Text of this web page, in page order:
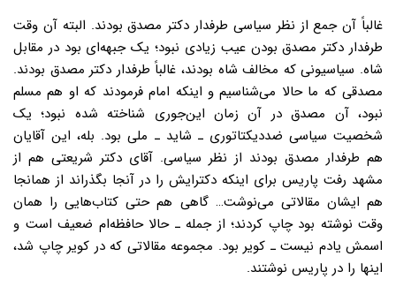
غالباً آن جمع از نظر سیاسى طرفدار دکتر مصدق بودند. البته آن وقت
طرفدار دکتر مصدق بودن عیب زیادى نبود؛ یک جبهه‌اى بود در مقابل
شاه. سیاسیونی که مخالف شاه بودند، غالباً طرفدار دکتر مصدق بودند.
مصدقى که ما حالا مى‌شناسیم و اینکه امام فرمودند که او هم مسلم
نبود، آن مصدق در آن زمان این‌جورى شناخته شده نبود؛ یک
شخصیت سیاسى ضددیکتاتورى ـ شاید ـ ملى بود. بله، این آقایان
هم طرفدار مصدق بودند از نظر سیاسى. آقاى دکتر شریعتى هم از
مشهد رفت پاریس براى اینکه دکترایش را در آنجا بگذراند از همانجا
هم ایشان مقالاتى مى‌نوشت… گاهى هم حتى کتاب‌هایى را همان
وقت نوشته بود چاپ کردند؛ از جمله ـ حالا حافظه‌ام ضعیف است و
اسمش یادم نیست ـ کویر بود. مجموعه مقالاتى که در کویر چاپ شد،
اینها را در پاریس نوشتند.